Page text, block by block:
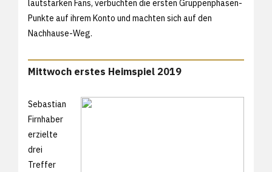
lautstarken Fans, verbuchten die ersten Gruppenphasen-
Punkte auf ihrem Konto und machten sich auf den
Nachhause-Weg.
Mittwoch erstes Heimspiel 2019
Sebastian
Firnhaber
erzielte
drei
Treffer